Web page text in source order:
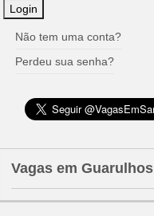
Não tem uma conta?
Perdeu sua senha?
Vagas em Guarulhos